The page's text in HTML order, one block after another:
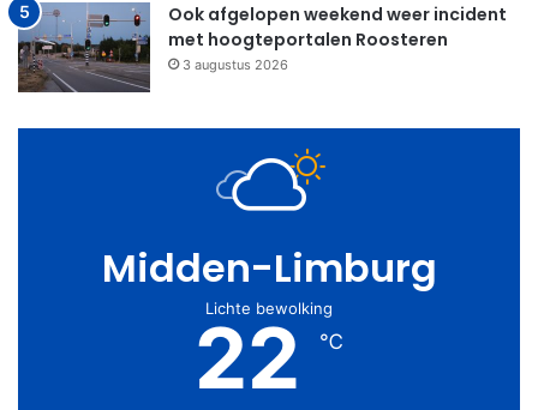
Ook afgelopen weekend weer incident
met hoogteportalen Roosteren
3 augustus 2026
Midden-Limburg
Lichte bewolking
22 ℃